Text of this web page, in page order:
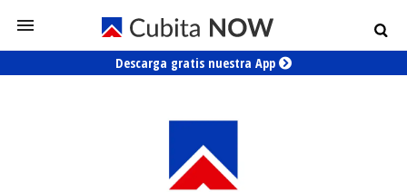
Descarga gratis nuestra App